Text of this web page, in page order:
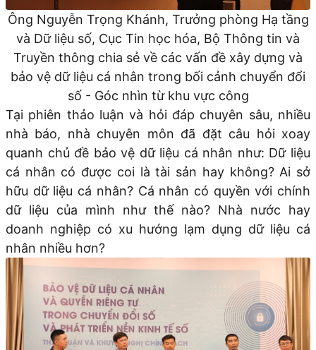
Ông Nguyễn Trọng Khánh, Trưởng phòng Hạ tầng
và Dữ liệu số, Cục Tin học hóa, Bộ Thông tin và
Truyền thông chia sẻ về các vấn đề xây dựng và
bảo vệ dữ liệu cá nhân trong bối cảnh chuyển đổi
số - Góc nhìn từ khu vực công
Tại phiên thảo luận và hỏi đáp chuyên sâu, nhiều
nhà báo, nhà chuyên môn đã đặt câu hỏi xoay
quanh chủ đề bảo vệ dữ liệu cá nhân như: Dữ liệu
cá nhân có được coi là tài sản hay không? Ai sở
hữu dữ liệu cá nhân? Cá nhân có quyền với chính
dữ liệu của mình như thế nào? Nhà nước hay
doanh nghiệp có xu hướng lạm dụng dữ liệu cá
nhân nhiều hơn?